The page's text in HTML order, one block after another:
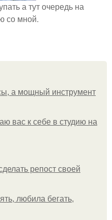
а тут очередь на
со мной.
а мощный инструмент
вас к себе в студию на
репост своей
любила бегать,